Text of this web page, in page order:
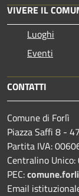
VIVERE IL
Luoghi
Eventi
CONTATTI
Comune di Forlì
Piazza Saffi 8 -
Partita IVA:
Centralino
PEC:
Email